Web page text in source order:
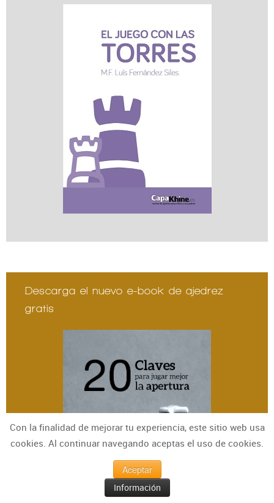
Descarga el nuevo e-book de ajedrez
gratis
Con la finalidad de mejorar tu experiencia, este sitio web usa
cookies. Al continuar navegando aceptas el uso de cookies.
Aceptar
Información